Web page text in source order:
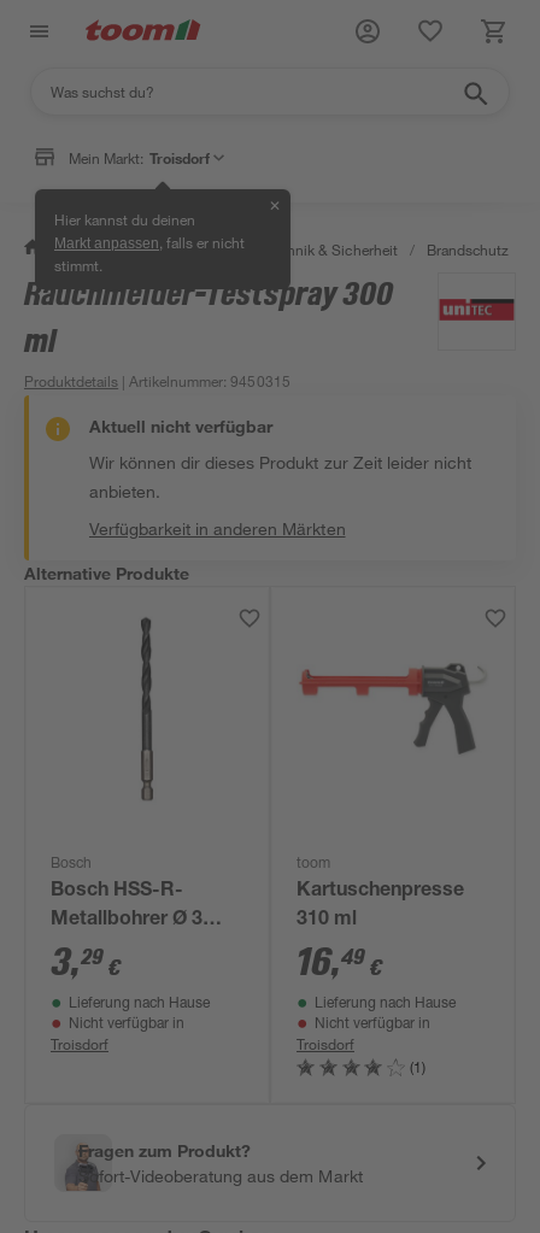
Mein Markt: Troisdorf
Hier kannst du deinen
Markt anpassen , falls er nicht
stimmt.
✕
/ Bauen & Renovieren / Haustechnik & Sicherheit / Brandschutz
Rauchmelder-Testspray 300
ml
Produktdetails | Artikelnummer:9450315
Aktuell nicht verfügbar
Wir können dir dieses Produkt zur Zeit leider nicht
anbieten.
Verfügbarkeit in anderen Märkten
Alternative Produkte
Bosch
Bosch HSS-R-
Metallbohrer Ø 3
mm
3,29 €
Lieferung nach Hause
Nicht verfügbar in
Troisdorf
toom
Kartuschenpresse
310 ml
16,49 €
Lieferung nach Hause
Nicht verfügbar in
Troisdorf
(1)
Fragen zum Produkt?
Sofort-Videoberatung aus dem Markt